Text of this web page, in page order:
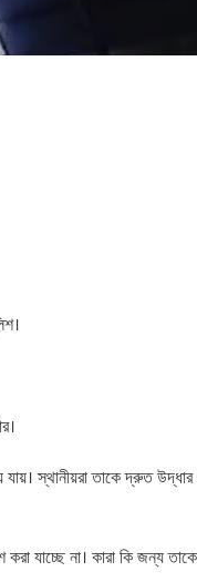
যায়। স্থানীয়রা তাকে দ্রুত
যাচ্ছে না। কারা কি জন্য